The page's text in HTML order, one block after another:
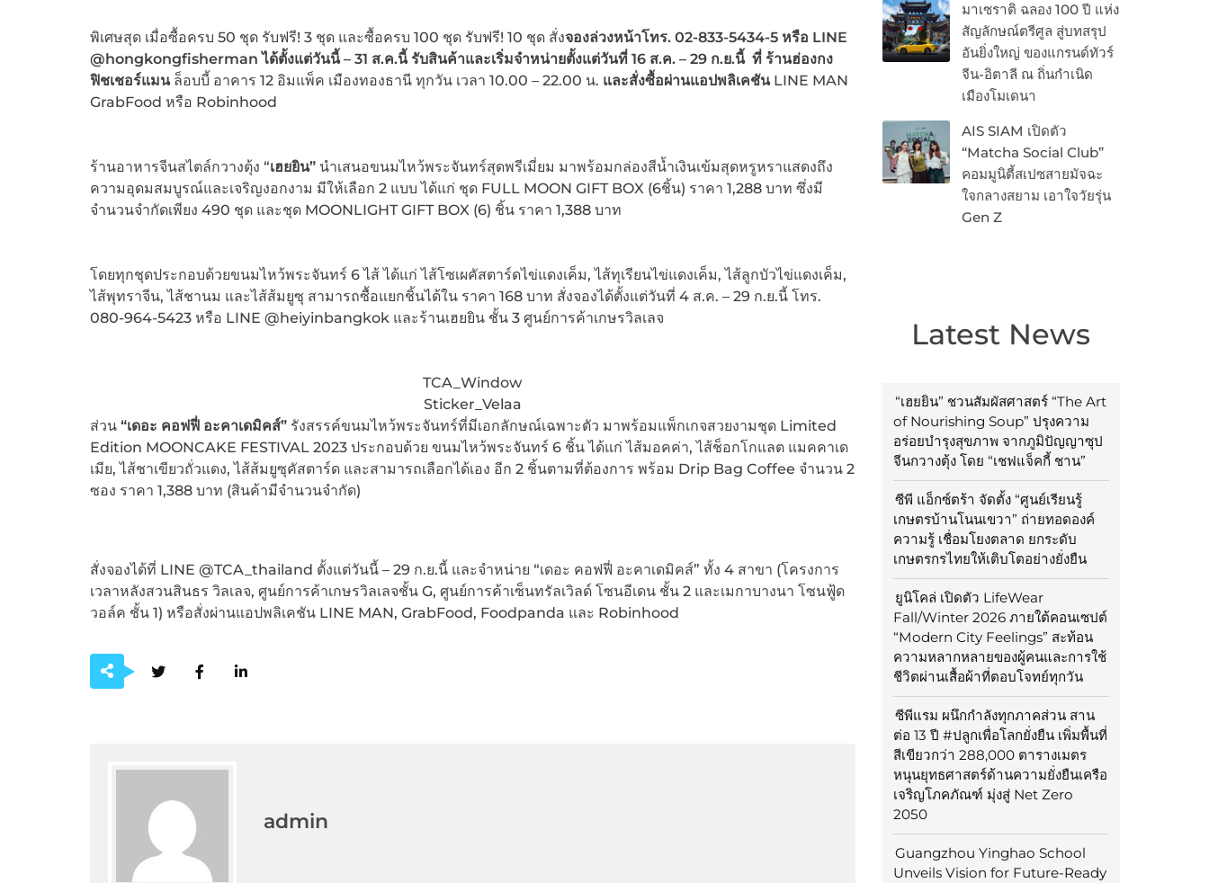
มาเซราติ ฉลอง 100 ปี แห่ง
สัญลักษณ์ตรีศูล สู่บทสรุป
อันยิ่งใหญ่ ของแกรนด์ทัวร์
จีน-อิตาลี ณ ถิ่นกำเนิด
เมืองโมเดนา
AIS SIAM เปิดตัว
“Matcha Social Club”
คอมมูนิตี้สเปซสายมัจฉะ
ใจกลางสยาม เอาใจวัยรุ่น
Gen Z
Latest News
“เฮยยิน” ชวนสัมผัสศาสตร์ “The Art
of Nourishing Soup” ปรุงความ
อร่อยบำรุงสุขภาพ จากภูมิปัญญาซุป
จีนกวางตุ้ง โดย “เชฟแจ็คกี้ ชาน”
ซีพี แอ็กซ์ตร้า จัดตั้ง “ศูนย์เรียนรู้
เกษตรบ้านโนนเขวา” ถ่ายทอดองค์
ความรู้ เชื่อมโยงตลาด ยกระดับ
เกษตรกรไทยให้เติบโตอย่างยั่งยืน
ยูนิโคล่ เปิดตัว LifeWear
Fall/Winter 2026 ภายใต้คอนเซปต์
“Modern City Feelings” สะท้อน
ความหลากหลายของผู้คนและการใช้
ชีวิตผ่านเสื้อผ้าที่ตอบโจทย์ทุกวัน
ซีพีแรม ผนึกกำลังทุกภาคส่วน สาน
ต่อ 13 ปี #ปลูกเพื่อโลกยั่งยืน เพิ่มพื้นที่
สีเขียวกว่า 288,000 ตารางเมตร
หนุนยุทธศาสตร์ด้านความยั่งยืนเครือ
เจริญโภคภัณฑ์ มุ่งสู่ Net Zero
2050
Guangzhou Yinghao School
Unveils Vision for Future-Ready
พิเศษสุด เมื่อซื้อครบ 50 ชุด รับฟรี! 3 ชุด และซื้อครบ 100 ชุด รับฟรี! 10 ชุด สั่งจองล่วงหน้าโทร. 02-833-5434-5 หรือ LINE
@hongkongfisherman ได้ตั้งแต่วันนี้ – 31 ส.ค.นี้ รับสินค้าและเริ่มจำหน่ายตั้งแต่วันที่ 16 ส.ค. – 29 ก.ย.นี้ ที่ ร้านฮ่องกง
ฟิชเชอร์แมนล็อบบี้ อาคาร 12 อิมแพ็ค เมืองทองธานี ทุกวัน เวลา 10.00 – 22.00 น. และสั่งซื้อผ่านแอปพลิเคชัน LINE MAN
GrabFood หรือ Robinhood
ร้านอาหารจีนสไตล์กวางตุ้ง “เฮยยิน” นำเสนอขนมไหว้พระจันทร์สุดพรีเมี่ยม มาพร้อมกล่องสีน้ำเงินเข้มสุดหรูหราแสดงถึง
ความอุดมสมบูรณ์และเจริญงอกงาม มีให้เลือก 2 แบบ ได้แก่ ชุด FULL MOON GIFT BOX (6ชิ้น) ราคา 1,288 บาท ซึ่งมี
จำนวนจำกัดเพียง 490 ชุด และชุด MOONLIGHT GIFT BOX (6) ชิ้น ราคา 1,388 บาท
โดยทุกชุดประกอบด้วยขนมไหว้พระจันทร์ 6 ไส้ ได้แก่ ไส้โซเผคัสตาร์ดไข่แดงเค็ม, ไส้ทุเรียนไข่แดงเค็ม, ไส้ลูกบัวไข่แดงเค็ม,
ไส้พุทราจีน, ไส้ชานม และไส้ส้มยูซุ สามารถซื้อแยกชิ้นได้ใน ราคา 168 บาท สั่งจองได้ตั้งแต่วันที่ 4 ส.ค. – 29 ก.ย.นี้ โทร.
080-964-5423 หรือ LINE @heiyinbangkok และร้านเฮยยิน ชั้น 3 ศูนย์การค้าเกษรวิลเลจ
TCA_Window
Sticker_Velaa
ส่วน “เดอะ คอฟฟี่ อะคาเดมิคส์”รังสรรค์ขนมไหว้พระจันทร์ที่มีเอกลักษณ์เฉพาะตัว มาพร้อมแพ็กเกจสวยงามชุด Limited
Edition MOONCAKE FESTIVAL 2023 ประกอบด้วย ขนมไหว้พระจันทร์ 6 ชิ้น ได้แก่ ไส้มอคค่า, ไส้ช็อกโกแลต แมคคาเด
เมีย, ไส้ชาเขียวถั่วแดง, ไส้ส้มยูซุคัสตาร์ด และสามารถเลือกได้เอง อีก 2 ชิ้นตามที่ต้องการ พร้อม Drip Bag Coffee จำนวน 2
ซอง ราคา 1,388 บาท (สินค้ามีจำนวนจำกัด)
สั่งจองได้ที่ LINE @TCA_thailand ตั้งแต่วันนี้ – 29 ก.ย.นี้ และจำหน่าย “เดอะ คอฟฟี่ อะคาเดมิคส์” ทั้ง 4 สาขา (โครงการ
เวลาหลังสวนสินธร วิลเลจ, ศูนย์การค้าเกษรวิลเลจชั้น G, ศูนย์การค้าเซ็นทรัลเวิลด์ โซนอีเดน ชั้น 2 และเมกาบางนา โซนฟู้ด
วอล์ค ชั้น 1) หรือสั่งผ่านแอปพลิเคชัน LINE MAN, GrabFood, Foodpanda และ Robinhood
admin